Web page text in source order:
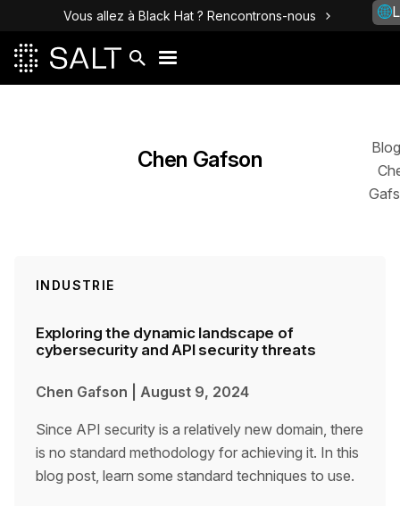
Vous allez à Black Hat ? Rencontrons-nous
Chen Gafson
Blog
INDUSTRIE
Exploring the dynamic landscape of
cybersecurity and API security threats
Chen Gafson August 9, 2024
Since API security is a relatively new domain, there
is no standard methodology for achieving it. In this
blog post, learn some standard techniques to use.